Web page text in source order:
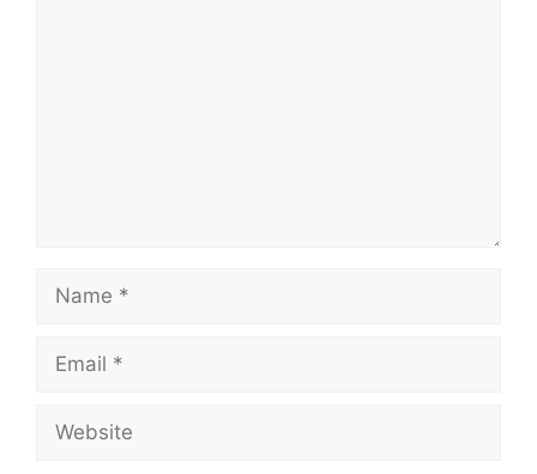
Name
Email
Website